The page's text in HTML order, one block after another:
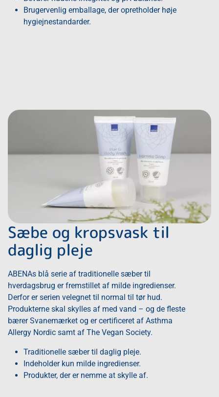
Brugervenlig emballage, der opretholder høje
hygiejnestandarder.
Sæbe og kropsvask til
daglig pleje
ABENAs blå serie af traditionelle sæber til
hverdagsbrug er fremstillet af milde ingredienser.
Derfor er serien velegnet til normal til tør hud.
Produkterne skal skylles af med vand – og de fleste
bærer Svanemærket og er certificeret af Asthma
Allergy Nordic samt af The Vegan Society.
Traditionelle sæber til daglig pleje.
Indeholder kun milde ingredienser.
Produkter, der er nemme at skylle af.